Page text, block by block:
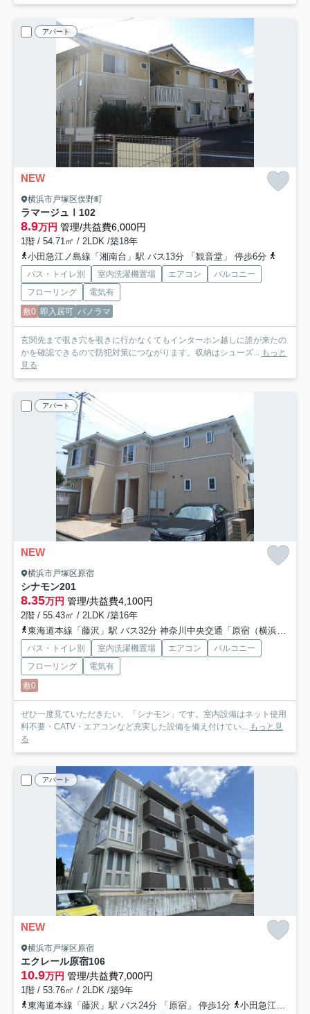
アパート
NEW
横浜市戸塚区俣野町
ラマージュⅠ 102
8.9万円 管理/共益費6,000円
1階 / 54.71㎡ / 2LDK /築18年
小田急江ノ島線「湘南台」駅 バス13分 「観音堂」 停歩6分
バス・トイレ別 室内洗濯機置場 エアコン
バルコニー
フローリング
電気有
敷0 即入居可 パノラマ
玄関先まで覗き穴を覗きに行かなくてもインターホン越しに誰が来たの
かを確認できるので防犯対策につながります。収納はシューズ... もっと
見る
アパート
NEW
横浜市戸塚区原宿
シナモン201
8.35万円 管理/共益費4,100円
2階 / 55.43㎡ / 2LDK /築16年
東海道本線「藤沢」駅 バス32分 神奈川中央交通「原宿（横浜市）」 停歩7分
バス・トイレ別 室内洗濯機置場 エアコン
バルコニー
フローリング
電気有
敷0
ぜひ一度見ていただきたい、「シナモン」です。室内設備はネット使用
料不要・CATV・エアコンなど充実した設備を備え付けてい... もっと見
る
アパート
NEW
横浜市戸塚区原宿
エクレール原宿106
10.9万円 管理/共益費7,000円
1階 / 53.76㎡ / 2LDK /築9年
東海道本線「藤沢」駅 バス24分 「原宿」 停歩1分
小田急江ノ島線「六会日大前」駅 バス6分 神奈川中央交通「福泉寺〔戸塚区〕」 停歩16分